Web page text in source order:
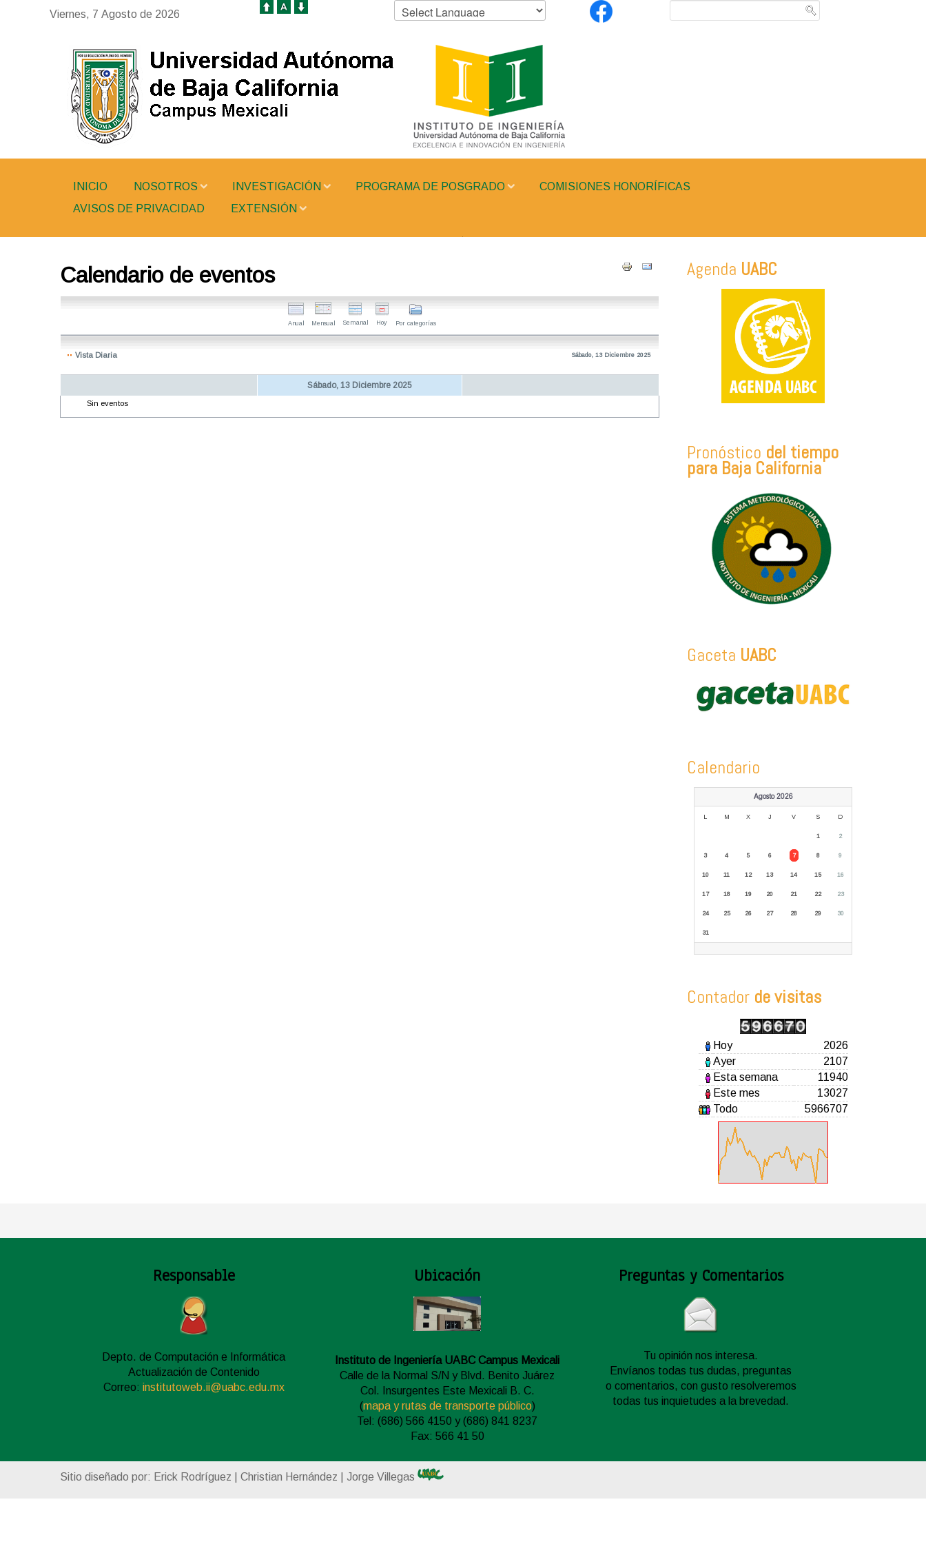
Viernes, 7 Agosto de 2026
INICIO NOSOTROS INVESTIGACIÓN PROGRAMA DE POSGRADO
COMISIONES HONORÍFICAS
AVISOS DE PRIVACIDAD
EXTENSIÓN
Calendario de eventos
Anual Mensual Semanal Hoy Por categorías
Vista Diaria Sábado, 13 Diciembre 2025
Sábado, 13 Diciembre 2025
Sin eventos
Agenda UABC
Pronóstico del tiempo
para Baja California
Gaceta UABC
Calendario
Agosto 2026
L M X J V S D
1 2
3 4 5 6 7 8 9
10 11 12 13 14 15 16
17 18 19 20 21 22 23
24 25 26 27 28 29 30
31
Contador de visitas
Hoy
2026
Ayer
2107
Esta semana
11940
Este mes
13027
Todo
5966707
Responsable
Depto. de Computación e Informática
Actualización de Contenido
Correo: institutoweb.ii@uabc.edu.mx
Ubicación
Instituto de Ingeniería UABC Campus Mexicali
Calle de la Normal S/N y Blvd. Benito Juárez
Col. Insurgentes Este Mexicali B. C.
(mapa y rutas de transporte público)
Tel: (686) 566 4150 y (686) 841 8237
Fax: 566 41 50
Preguntas y Comentarios
Tu opinión nos interesa.
Envíanos todas tus dudas, preguntas
o comentarios, con gusto resolveremos
todas tus inquietudes a la brevedad.
Sitio diseñado por: Erick Rodríguez | Christian Hernández | Jorge Villegas